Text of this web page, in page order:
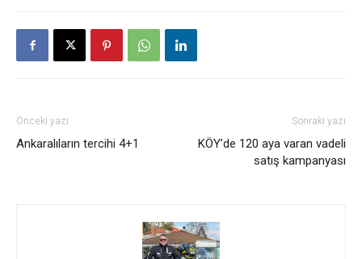
Önceki yazı
Ankaralıların tercihi 4+1
Sonraki yazı
KÖY’de 120 aya varan vadeli
satış kampanyası